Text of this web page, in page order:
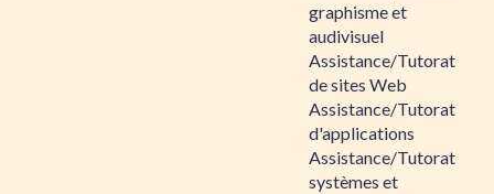
graphisme et
audivisuel
Assistance/Tutorat
de sites Web
Assistance/Tutorat
d'applications
Assistance/Tutorat
systèmes et